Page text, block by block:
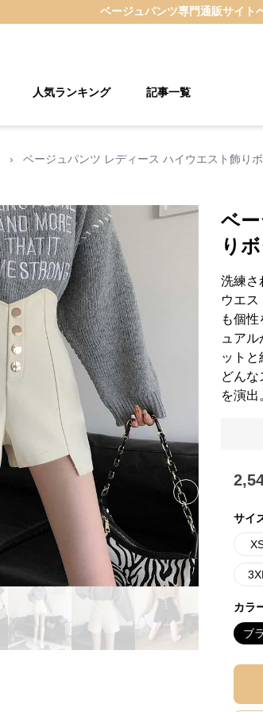
ベージュパンツ専門通販サイト
人気ランキング 記事一覧
› ベージュパンツ レディース ハイウエスト飾り
Next slide
ベ
り
洗練さ
ウエ
も個
ュア
ットと
どん
を演出
サイ
3XL
カラ
ブ